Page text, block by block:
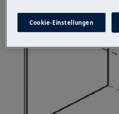
Cookie-Einstellungen